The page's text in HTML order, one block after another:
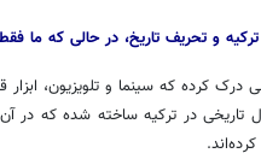
و تحریف تاریخ، در حالی که ما
درک کرده که سینما و تلویزیون،
تاریخی در ترکیه ساخته شده که در